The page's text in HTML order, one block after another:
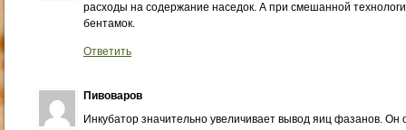
расходы на содержание наседок. А при смешанной
бентамок.
Ответить
Пивоваров
Инкубатор значительно увеличивает вывод яиц фазанов. Он